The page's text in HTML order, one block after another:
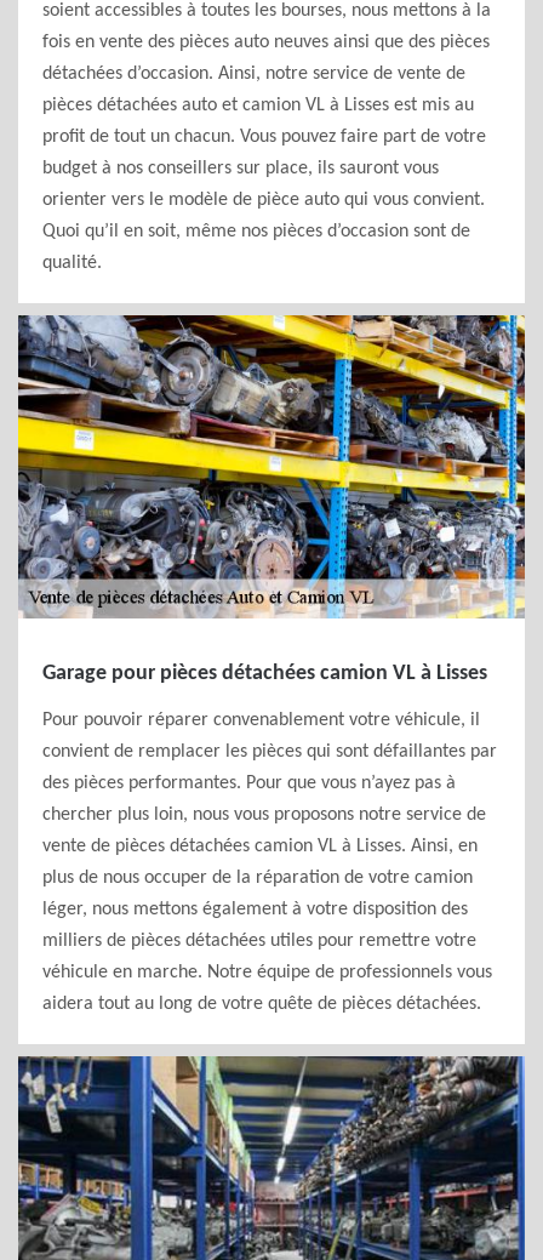
soient accessibles à toutes les bourses, nous mettons à la
fois en vente des pièces auto neuves ainsi que des pièces
détachées d’occasion. Ainsi, notre service de vente de
pièces détachées auto et camion VL à Lisses est mis au
profit de tout un chacun. Vous pouvez faire part de votre
budget à nos conseillers sur place, ils sauront vous
orienter vers le modèle de pièce auto qui vous convient.
Quoi qu’il en soit, même nos pièces d’occasion sont de
qualité.
Garage pour pièces détachées camion VL à Lisses
Pour pouvoir réparer convenablement votre véhicule, il
convient de remplacer les pièces qui sont défaillantes par
des pièces performantes. Pour que vous n’ayez pas à
chercher plus loin, nous vous proposons notre service de
vente de pièces détachées camion VL à Lisses. Ainsi, en
plus de nous occuper de la réparation de votre camion
léger, nous mettons également à votre disposition des
milliers de pièces détachées utiles pour remettre votre
véhicule en marche. Notre équipe de professionnels vous
aidera tout au long de votre quête de pièces détachées.